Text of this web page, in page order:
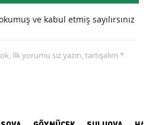
ve kabul etmiş sayılırsınız
ilk yorumu siz yazın, tartışalım *